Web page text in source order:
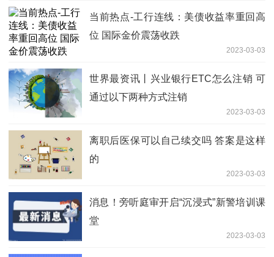
当前热点-工行连线：美债收益率重回高
位 国际金价震荡收跌
2023-03-03
世界最资讯丨兴业银行ETC怎么注销 可
通过以下两种方式注销
2023-03-03
离职后医保可以自己续交吗 答案是这样
的
2023-03-03
消息！旁听庭审开启“沉浸式”新警培训课
堂
2023-03-03